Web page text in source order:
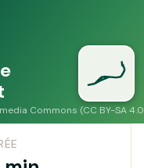
Commons (CC BY-SA